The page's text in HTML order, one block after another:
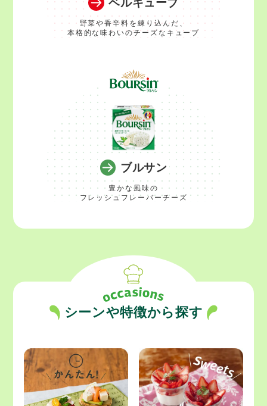
ベルキューブ
野菜や香辛料を練り込んだ、
本格的な味わいのチーズなキューブ
ブルサン
豊かな風味の
フレッシュフレーバーチーズ
シーンや特徴から探す